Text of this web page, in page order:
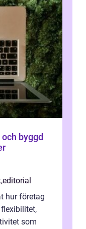
,editorial
hur företag
flexibilitet,
som